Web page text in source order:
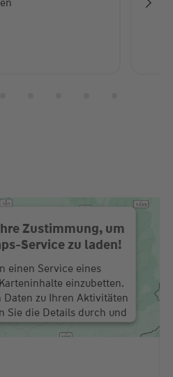
Zustimmung, um
Service zu laden!
einen Service eines
einzubetten.
Daten zu Ihren Aktivitäten
Sie die Details durch und
des Service zu, um
anzuzeigen.